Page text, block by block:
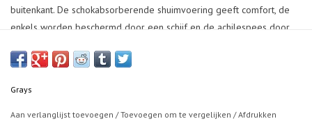
buitenkant. De schokabsorberende shuimvoering geeft comfort, de
enkels worden beschermd door een schijf en de achilespees door
Grays
Aan verlanglijst toevoegen /Toevoegen om te vergelijken /Afdrukken